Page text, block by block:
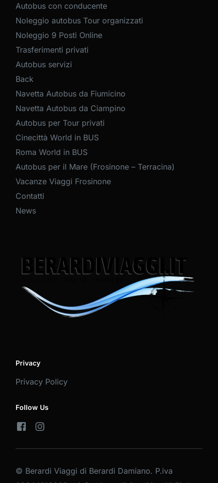
Autobus con conducente
Noleggio autobus Tour organizzati
Noleggio 9 Posti Online
Trasferimenti privati
Autobus servizi
Back
Navetta Autobus da Fiumicino
Navetta Autobus da Ciampino
Autobus per Tour privati
Cinecittà World in BUS
Roma World in BUS
Autobus per il Mare (Frosinone – Terracina)
Vacanze Viaggi Frosinone
Contatti
News
Privacy
Privacy Policy
Follow Us
© Berardi Viaggi di Berardi Damiano. P.iva